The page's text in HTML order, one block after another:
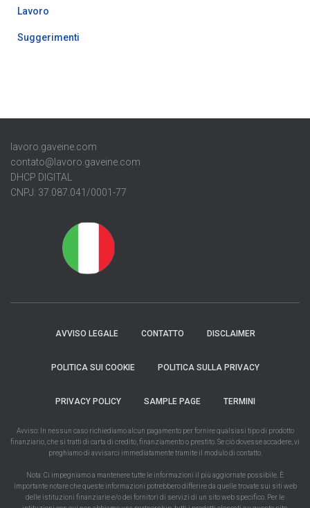
Lavoro
Suggerimenti
lavoro.gaveine.com
contato@lavoro.gaveine.com
DHCP DIGITAL
CNPJ: 37.087.041/0001-77
AVVISO LEGALE CONTATTO DISCLAIMER
POLITICA SUI COOKIE POLITICA SULLA PRIVACY
PRIVACY POLICY SAMPLE PAGE TERMINI
Avviso: In nessun caso richiediamo alcun pagamento per fornire qualsiasi tipo di prodotto
finanziario, che si tratti di carta di credito, finanziamento o prestito. Se ciò dovesse accadere, vi
preghiamo di avvisarci immediatamente tramite il modulo di contatto.
Nota: Ci impegniamo a mantenere tutte le informazioni il più aggiornate possibile. È
importante notare che queste informazioni potrebbero differire da quelle trovate sui siti web
delle istituzioni finanziarie e/o dei fornitori di servizi di un sito web specifico. Per le